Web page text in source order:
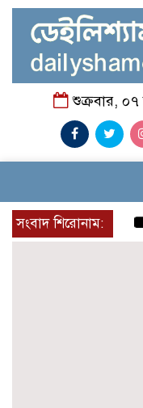
শুক্রবার, ০৭
সংবাদ শিরোনাম: